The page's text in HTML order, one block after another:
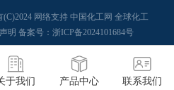
(C)2024 网络支持 中国化工网 全球化工
明 备案号： 浙ICP备2024101684号
于我们 产品中心 联系我们